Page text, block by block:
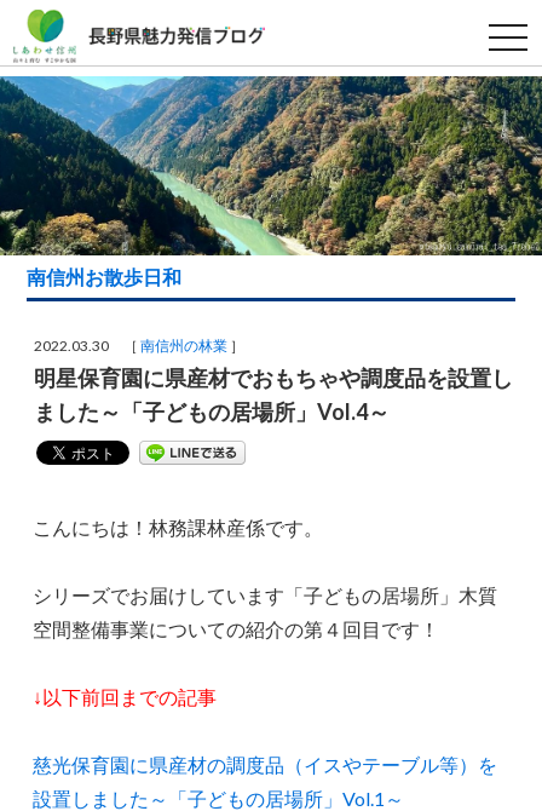
t
o
g
g
l
e
n
a
v
i
g
a
t
n
南信州お散歩日和
2022.03.30 ［南信州の林業 ］
明星保育園に県産材でおもちゃや調度品を設置し
ました～「子どもの居場所」Vol.4～
こんにちは！林務課林産係です。
シリーズでお届けしています「子どもの居場所」木質
空間整備事業についての紹介の第４回目です！
↓以下前回までの記事
慈光保育園に県産材の調度品（イスやテーブル等）を
設置しました～「子どもの居場所」Vol.1～